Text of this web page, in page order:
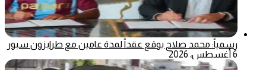
رسمياً: محمد صلاح يوقع عقداً لمدة عامين مع طرابزون سبور
6 أغسطس، 2026